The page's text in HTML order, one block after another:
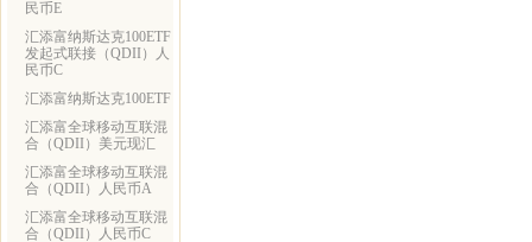
民币E
汇添富纳斯达克100ETF
发起式联接（QDII）人
民币C
汇添富纳斯达克100ETF
汇添富全球移动互联混
合（QDII）美元现汇
汇添富全球移动互联混
合（QDII）人民币A
汇添富全球移动互联混
合（QDII）人民币C